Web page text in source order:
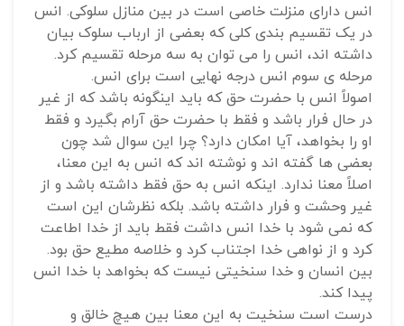
انس دارای منزلت خاصی است در بین منازل سلوکی. انس
در یک تقسیم بندی کلی که بعضی از ارباب سلوک بیان
داشته اند، انس را می توان به سه مرحله تقسیم کرد.
مرحله ی سوم انس درجه نهایی است برای انس.
اصولاً انس با حضرت حق که باید اینگونه باشد که از غیر
در حال فرار باشد و فقط با حضرت حق آرام بگیرد و فقط
او را بخواهد، آیا امکان دارد؟ چرا این سوال شد چون
بعضی ها گفته اند و نوشته اند که انس به این معنا،
اصلاً معنا ندارد. اینکه انس به حق فقط داشته باشد و از
غیر وحشت و فرار داشته باشد. بلکه نظرشان این است
که نمی شود با خدا انس داشت فقط باید از خدا اطاعت
کرد و از نواهی خدا اجتناب کرد و خلاصه مطیع حق بود.
بین انسان و خدا سنخیتی نیست که بخواهد با خدا انس
پیدا کند.
درست است سنخیت به این معنا بین هیچ خالق و